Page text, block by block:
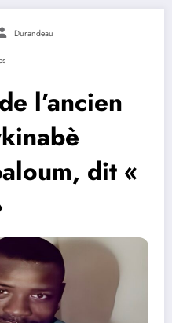
Durandeau
l’ancien
dit «